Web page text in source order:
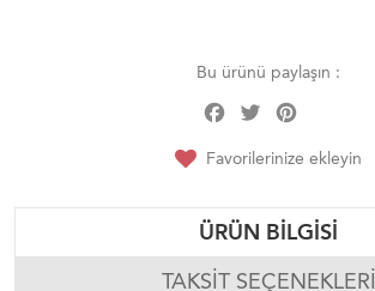
Bu ürünü paylaşın :
Facebook
Twitter
Favorilerinize ekleyin
ÜRÜN BILGISI
TAKSIT SEÇENEKLERI